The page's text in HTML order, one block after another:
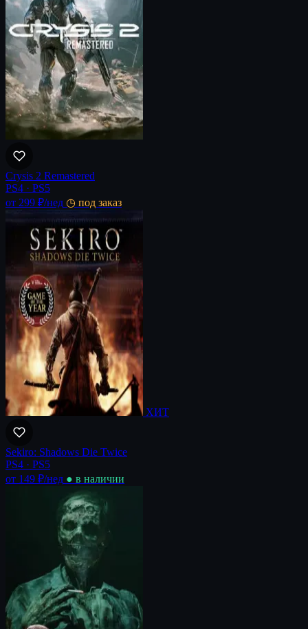
Crysis 2 Remastered
PS4 · PS5
от 299 ₽/нед ◷ под заказ
ХИТ
Sekiro: Shadows Die Twice
PS4 · PS5
от 149 ₽/нед ● в наличии